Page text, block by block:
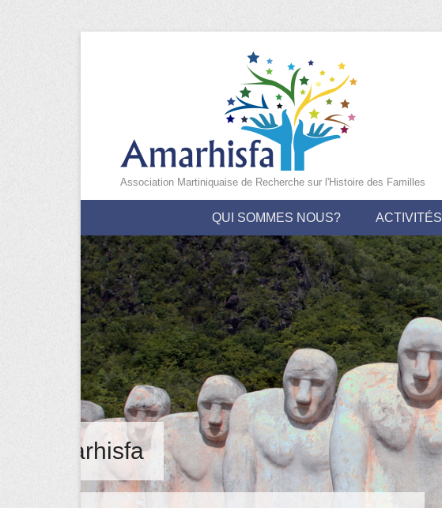
Association Martiniquaise de Recherche sur l'Histoire des Familles
QUI SOMMES NOUS? ACTIVITÉS
Activités